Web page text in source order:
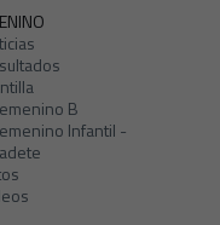
B
Infantil -